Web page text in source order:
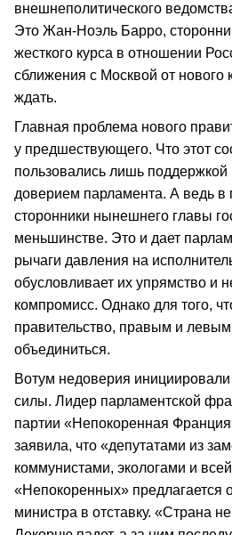
внешнеполитического
Это Жан-Ноэль Барро,
жесткого курса в отношении
сближения с Москвой от нового
ждать.
Главная проблема нового
у предшествующего. Что этот
пользовались лишь поддержкой
доверием парламента. А ведь в
сторонники нынешнего главы
меньшинстве. Это и дает
рычаги давления на
обусловливает их упрямство и
компромисс. Однако для того,
правительство, правым и
объединиться.
Вотум недоверия
силы. Лидер парламентской
партии «Непокоренная
заявила, что «депутатами из
коммунистами, экологами и
«Непокоренных» предлагается
министра в отставку. «Страна